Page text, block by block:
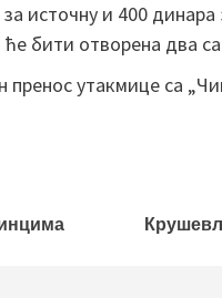
источну и 400
бити отворена два
утакмице са